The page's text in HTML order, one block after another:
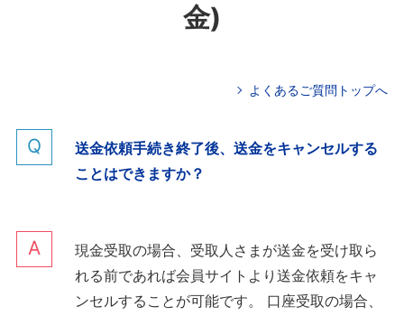
金)
よくあるご質問トップへ
送金依頼手続き終了後、送金をキャンセルする
ことはできますか？
現金受取の場合、受取人さまが送金を受け取ら
れる前であれば会員サイトより送金依頼をキャ
ンセルすることが可能です。 口座受取の場合、